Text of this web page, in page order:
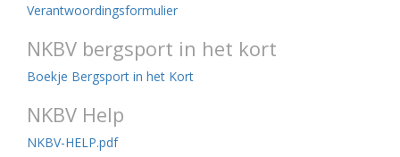
Verantwoordingsformulier
NKBV bergsport in het kort
Boekje Bergsport in het Kort
NKBV Help
NKBV-HELP.pdf